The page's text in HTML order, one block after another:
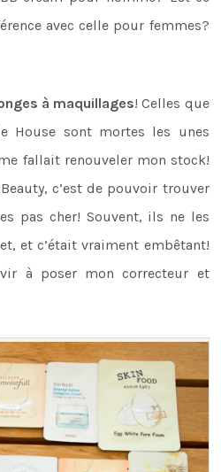
avec celle pour femmes?
à maquillages! Celles que
House sont mortes les unes
fallait renouveler mon stock!
c’est de pouvoir trouver
pas cher! Souvent, ils ne les
et c’était vraiment embêtant!
à poser mon correcteur et